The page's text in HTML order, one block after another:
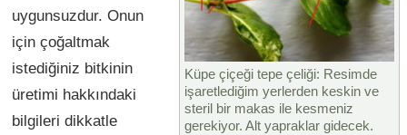
Küpe çiçeği tepe çeliği: Resimde
işaretlediğim yerlerden keskin ve
steril bir makas ile kesmeniz
gerekiyor. Alt yapraklar gidecek.
uygunsuzdur. Onun
için çoğaltmak
istediğiniz bitkinin
üretimi hakkındaki
bilgileri dikkatle